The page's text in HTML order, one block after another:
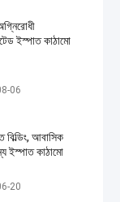
ইস্পাত কাঠামো
গুদাম
06
বিল্ডিং, আবাসিক
ইস্পাত কাঠামো
গুদাম
20